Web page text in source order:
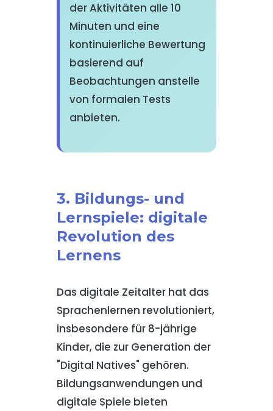
der Aktivitäten alle 10
Minuten und eine
kontinuierliche Bewertung
basierend auf
Beobachtungen anstelle
von formalen Tests
anbieten.
3. Bildungs- und
Lernspiele: digitale
Revolution des
Lernens
Das digitale Zeitalter hat das
Sprachenlernen revolutioniert,
insbesondere für 8-jährige
Kinder, die zur Generation der
"Digital Natives" gehören.
Bildungsanwendungen und
digitale Spiele bieten